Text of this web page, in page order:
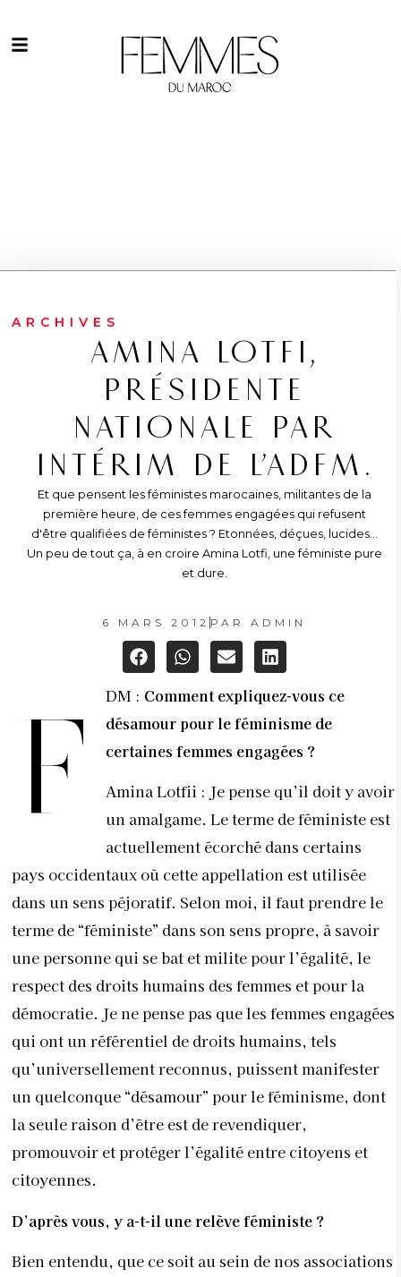
ARCHIVES
AMINA LOTFI,
PRÉSIDENTE
NATIONALE PAR
INTÉRIM DE L’ADFM.
Et que pensent les féministes marocaines, militantes de la
première heure, de ces femmes engagées qui refusent
d'être qualifiées de féministes ? Etonnées, déçues, lucides...
Un peu de tout ça, à en croire Amina Lotfi, une féministe pure
et dure.
6 MARS 2012 PAR ADMIN
F DM : Comment expliquez-vous ce
désamour pour le féminisme de
certaines femmes engagées ?
Amina Lotfii : Je pense qu’il doit y avoir
un amalgame. Le terme de féministe est
actuellement écorché dans certains
pays occidentaux où cette appellation est utilisée
dans un sens péjoratif. Selon moi, il faut prendre le
terme de “féministe” dans son sens propre, à savoir
une personne qui se bat et milite pour l’égalité, le
respect des droits humains des femmes et pour la
démocratie. Je ne pense pas que les femmes engagées
qui ont un référentiel de droits humains, tels
qu’universellement reconnus, puissent manifester
un quelconque “désamour” pour le féminisme, dont
la seule raison d’être est de revendiquer,
promouvoir et protéger l’égalité entre citoyens et
citoyennes.
D’après vous, y a-t-il une relève féministe ?
Bien entendu, que ce soit au sein de nos associations